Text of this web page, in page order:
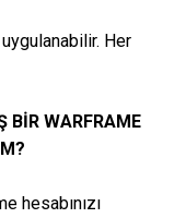
Her
BİR WARFRAME
hesabınızı